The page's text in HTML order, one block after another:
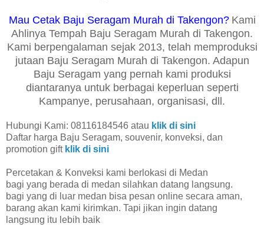
Mau Cetak Baju Seragam Murah di Takengon? Kami
Ahlinya Tempah Baju Seragam Murah di Takengon.
Kami berpengalaman sejak 2013, telah memproduksi
jutaan Baju Seragam Murah di Takengon. Adapun
Baju Seragam yang pernah kami produksi
diantaranya untuk berbagai keperluan seperti
Kampanye, perusahaan, organisasi, dll.
Hubungi Kami: 08116184546 atau klik di sini
Daftar harga Baju Seragam, souvenir, konveksi, dan
promotion gift klik di sini
Percetakan & Konveksi kami berlokasi di Medan
bagi yang berada di medan silahkan datang langsung.
bagi yang di luar medan bisa pesan online secara aman,
barang akan kami kirimkan. Tapi jikan ingin datang
langsung itu lebih baik